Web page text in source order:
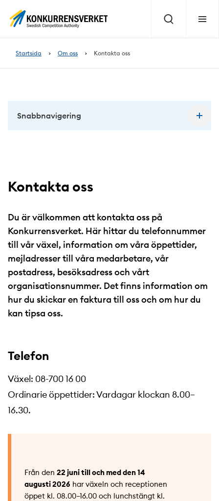
Sök Meny
Startsida Om oss Kontakta oss
Kontakta oss
Du är välkommen att kontakta oss på
Konkurrensverket. Här hittar du telefonnummer
till vår växel, information om våra öppettider,
mejladresser till våra medarbetare, vår
postadress, besöksadress och vårt
organisationsnummer. Det finns information om
hur du skickar en faktura till oss och om hur du
kan tipsa oss.
Telefon
Växel: 08-700 16 00
Ordinarie öppettider: Vardagar klockan 8.00–
16.30.
Från den 22 juni till och med den 14
augusti 2026 har växeln och receptionen
öppet kl. 08.00–16.00 och lunchstängt kl.
Snabbnavigering